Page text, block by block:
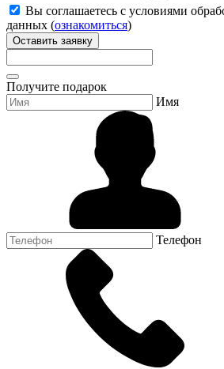
Вы соглашаетесь с условиями
данных (ознакомиться)
Оставить заявку
Получите подарок
Имя
Телефон